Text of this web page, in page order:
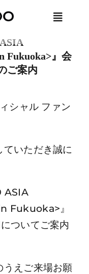
Toggle
Fukuoka>』会
ご案内
シャル ファン
いただき誠に
ASIA
Fukuoka>』
ついてご案内
うえご来場お願